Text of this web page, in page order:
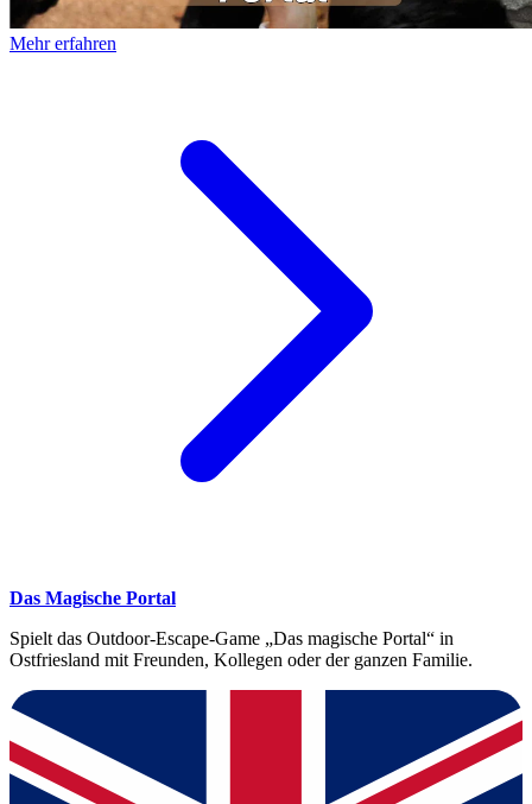
Mehr erfahren
Das Magische Portal
Spielt das Outdoor-Escape-Game „Das magische Portal“ in
Ostfriesland mit Freunden, Kollegen oder der ganzen Familie.